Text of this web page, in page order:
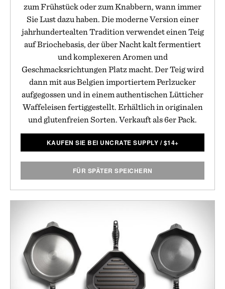
zum Frühstück oder zum Knabbern, wann immer
Sie Lust dazu haben. Die moderne Version einer
jahrhundertealten Tradition verwendet einen Teig
auf Briochebasis, der über Nacht kalt fermentiert
und komplexeren Aromen und
Geschmacksrichtungen Platz macht. Der Teig wird
dann mit aus Belgien importiertem Perlzucker
aufgegossen und in einem authentischen Lütticher
Waffeleisen fertiggestellt. Erhältlich in originalen
und glutenfreien Sorten. Verkauft als 6er Pack.
KAUFEN SIE BEI UNCRATE SUPPLY /$14+
FÜR SPÄTER SPEICHERN